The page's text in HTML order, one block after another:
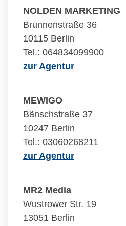
NOLDEN MARKETING
Brunnenstraße 36
10115 Berlin
Tel.: 064834099900
zur Agentur
MEWIGO
Bänschstraße 37
10247 Berlin
Tel.: 03060268211
zur Agentur
MR2 Media
Wustrower Str. 19
13051 Berlin